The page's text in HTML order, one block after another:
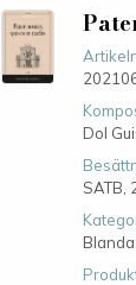
Dol
SATB,